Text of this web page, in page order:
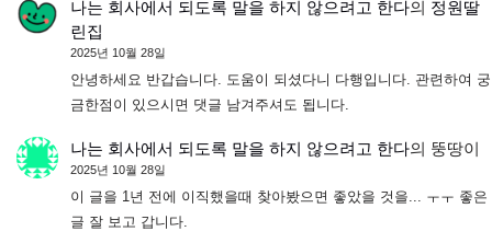
나는 회사에서 되도록 말을 하지 않으려고 한다의 정원딸
린집
2025년 10월 28일
안녕하세요 반갑습니다. 도움이 되셨다니 다행입니다. 관련하여 궁
금한점이 있으시면 댓글 남겨주셔도 됩니다.
나는 회사에서 되도록 말을 하지 않으려고 한다의 뚱땅이
2025년 10월 28일
이 글을 1년 전에 이직했을때 찾아봤으면 좋았을 것을... ㅜㅜ 좋은
글 잘 보고 갑니다.